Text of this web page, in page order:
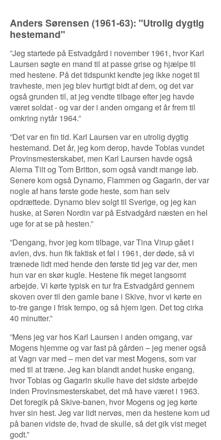
Anders Sørensen (1961-63): "Utrolig dygtig
hestemand"
”Jeg startede på Estvadgård i november 1961, hvor Karl
Laursen søgte en mand til at passe grise og hjælpe til
med hestene. På det tidspunkt kendte jeg ikke noget til
travheste, men jeg blev hurtigt bidt af dem, og det var
også grunden til, at jeg vendte tilbage efter jeg havde
været soldat - og var der i anden omgang et år frem til
omkring nytår 1964.”
”Det var en fin tid. Karl Laursen var en utrolig dygtig
hestemand. Det år, jeg kom derop, havde Tobias vundet
Provinsmesterskabet, men Karl Laursen havde også
Alema Tilt og Tom Britton, som også vandt mange løb.
Senere kom også Dynamo, Flammen og Gagarin, der var
nogle af hans første gode heste, som han selv
opdrættede. Dynamo blev solgt til Sverige, og jeg kan
huske, at Søren Nordin var på Estvadgård næsten en hel
uge for at se på hesten.”
”Dengang, hvor jeg kom tilbage, var Tina Virup gået i
avlen, dvs. hun fik faktisk et føl i 1961, der døde, så vi
trænede lidt med hende den første tid jeg var der, men
hun var en skør kugle. Hestene fik meget langsomt
arbejde. Vi kørte typisk en tur fra Estvadgård gennem
skoven over til den gamle bane i Skive, hvor vi kørte en
to-tre gange i frisk tempo, og så hjem igen. Det tog cirka
40 minutter.”
”Mens jeg var hos Karl Laursen i anden omgang, var
Mogens hjemme og var fast på gården – jeg mener også
at Vagn var med – men det var mest Mogens, som var
med til at træne. Jeg kan blandt andet huske engang,
hvor Tobias og Gagarin skulle have det sidste arbejde
inden Provinsmesterskabet, det må have været i 1963.
Det foregik på Skive-banen, hvor Mogens og jeg kørte
hver sin hest. Jeg var lidt nervøs, men da hestene kom ud
på banen vidste de, hvad de skulle, så det gik vist meget
godt.”